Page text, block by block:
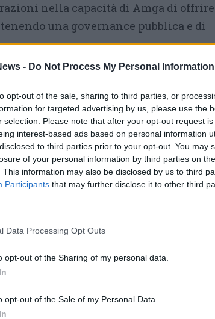
- Do Not Process My Personal Information
opt-out of the sale, sharing to third parties, or
for targeted advertising by us, please use the
selection. Please note that after your opt-out request
interest-based ads based on personal information
to third parties prior to your opt-out. You may
of your personal information by third parties on
This information may also be disclosed by us to third
Participants that may further disclose it to other third
Data Processing Opt Outs
opt-out of the Sharing of my personal data.
opt-out of the Sale of my Personal Data.
nella capacità di Amga di offrire
una governance pubblica e di
e